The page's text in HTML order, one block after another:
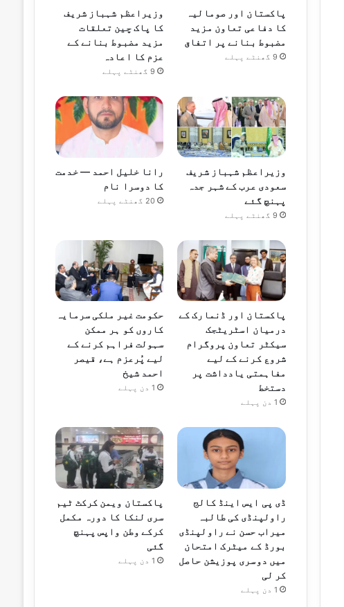
پاکستان اور صومالیہ
کا دفاعی تعاون مزید
مضبوط بنانے پر اتفاق
9 گھنٹے پہلے
وزیراعظم شہباز شریف
کا پاک چین تعلقات
مزید مضبوط بنانے کے
عزم کا اعادہ
9 گھنٹے پہلے
وزیراعظم شہباز شریف
سعودی عرب کے شہر جدہ
پہنچ گئے
9 گھنٹے پہلے
رانا خلیل احمد — خدمت
کا دوسرا نام
20 گھنٹے پہلے
پاکستان اور ڈنمارک کے
درمیان اسٹریٹجک
سیکٹر تعاون پروگرام
شروع کرنے کے لیے
مفاہمتی یادداشت پر
دستخط
1 دن پہلے
حکومت غیر ملکی سرمایہ
کاروں کو ہر ممکن
سہولت فراہم کرنے کے
لیے پُرعزم ہے، قیصر
احمد شیخ
1 دن پہلے
ڈی پی ایس اینڈ کالج
راولپنڈی کی طالبہ
میراب حسن نے راولپنڈی
بورڈ کے میٹرک امتحان
میں دوسری پوزیشن حاصل
کر لی
1 دن پہلے
پاکستان ویمن کرکٹ ٹیم
سری لنکا کا دورہ مکمل
کرکے وطن واپس پہنچ
گئی
1 دن پہلے